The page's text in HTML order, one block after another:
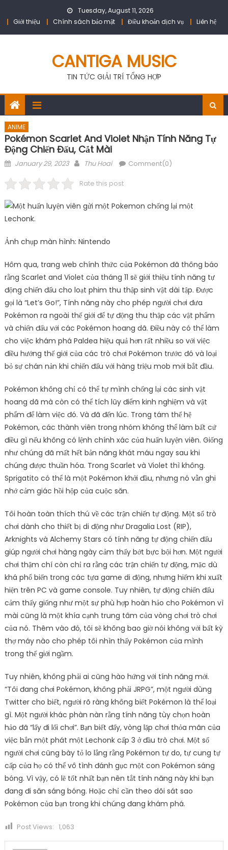
Tuesday, August 11, 2026
Giới thiệu
Chính sách bảo mật Điều khoản dịch vụ Liên hệ
CANTIGA MUSIC
TIN TỨC GIẢI TRÍ TỔNG HỢP
ANIME
Pokémon Scarlet And Violet Nhận Tính Năng Tự
Động Chiến Đấu, Cắt Mài
Posted
January 29, 2023 Author
Thu Hoai Comment(0)
Rate this post
Ảnh chụp màn hình: Nintendo
Hôm qua, trang web chính thức của Pokémon đã thông báo
rằng Scarlet and Violet của tháng 11 sẽ giới thiệu tính năng tự
động chiến đấu cho loạt phim thu thập sinh vật dài tập. Được
gọi là “Let’s Go!”, Tính năng này cho phép người chơi đưa
Pokémon ra ngoài thế giới để tự động thu thập các vật phẩm
và chiến đấu với các Pokémon hoang dã. Điều này có thể làm
cho việc khám phá Paldea hiệu quả hơn rất nhiều so với việc
điều hướng thế giới của các trò chơi Pokémon trước đó và loại
bỏ sự chán nản khi chiến đấu với hàng triệu mob mới bắt đầu.
Pokémon không chỉ có thể tự mình chống lại các sinh vật
hoang dã mà còn có thể tích lũy điểm kinh nghiệm và vật
phẩm để làm việc đó. Và đã đến lúc. Trong tám thế hệ
Pokémon, các thành viên trong nhóm không thể làm bất cứ
điều gì nếu không có lệnh chính xác của huấn luyện viên. Giống
như chúng đã mất hết bản năng khát máu ngay sau khi
chúng được thuần hóa. Trong Scarlet và Violet thì không.
Sprigatito có thể là một Pokémon khởi đầu, nhưng nó vẫn ghi
nhớ cảm giác hồi hộp của cuộc săn.
Tôi hoàn toàn thích thú về các trận chiến tự động. Một số trò
chơi dành cho thiết bị di động như Dragalia Lost (RIP),
Arknights và Alchemy Stars có tính năng tự động chiến đấu
giúp người chơi hàng ngày cảm thấy bớt bực bội hơn. Một người
chơi thậm chí còn chỉ ra rằng các trận chiến tự động, mặc dù
khá phổ biến trong các tựa game di động, nhưng hiếm khi xuất
hiện trên PC và game console. Tuy nhiên, tự động chiến đấu
cảm thấy giống như một sự phù hợp hoàn hảo cho Pokémon vì
mài cũng là một khía cạnh trung tâm của vòng chơi trò chơi
của nó. Thêm vào đó, tôi sẽ không bao giờ nói không với bất kỳ
thợ máy nào cho phép tôi nhìn thấy Pokémon của mình
trong thế giới ngầm.
Tuy nhiên, không phải ai cũng hào hứng với tính năng mới.
“Tôi đang chơi Pokémon, không phải JRPG”, một người dùng
Twitter cho biết, người rõ ràng không biết Pokémon là thể loại
gì. Một người khác phàn nàn rằng tính năng tùy chọn hoàn
hảo đã “lấy đi lối chơi”. Bạn biết đấy, vòng lặp chơi thỏa mãn của
việc bắn một phát một Lechonk cấp 3 ở đầu trò chơi. Một số
người chơi cũng bày tỏ lo lắng rằng Pokémon tự do, tự cung tự
cấp của họ có thể vô tình đánh gục một con Pokémon sáng
bóng. Vì vậy, có lẽ tốt nhất bạn nên tắt tính năng này khi bạn
đang đi săn sáng bóng. Hoặc chỉ cần theo dõi sát sao
Pokémon của bạn trong khi chúng đang khám phá.
Post Views: 1,063